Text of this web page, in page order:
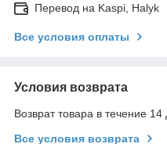
Перевод на Kaspi, Halyk
Все условия оплаты
Условия возврата
Возврат товара в течение
Все условия возврата